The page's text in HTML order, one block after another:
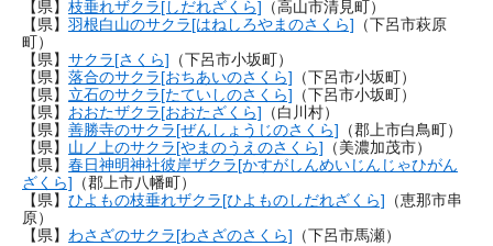
【県】 枝垂れザクラ[しだれざくら] （高山市清見町）
【県】 羽根白山のサクラ[はねしろやまのさくら] （下呂市萩原
町）
【県】 サクラ[さくら] （下呂市小坂町）
【県】 落合のサクラ[おちあいのさくら] （下呂市小坂町）
【県】 立石のサクラ[たていしのさくら] （下呂市小坂町）
【県】 おおたザクラ[おおたざくら] （白川村）
【県】 善勝寺のサクラ[ぜんしょうじのさくら] （郡上市白鳥町）
【県】 山ノ上のサクラ[やまのうえのさくら] （美濃加茂市）
【県】 春日神明神社彼岸ザクラ[かすがしんめいじんじゃひがん
ざくら] （郡上市八幡町）
【県】 ひよもの枝垂れザクラ[ひよものしだれざくら] （恵那市串
原）
【県】 わさざのサクラ[わさざのさくら] （下呂市馬瀬）